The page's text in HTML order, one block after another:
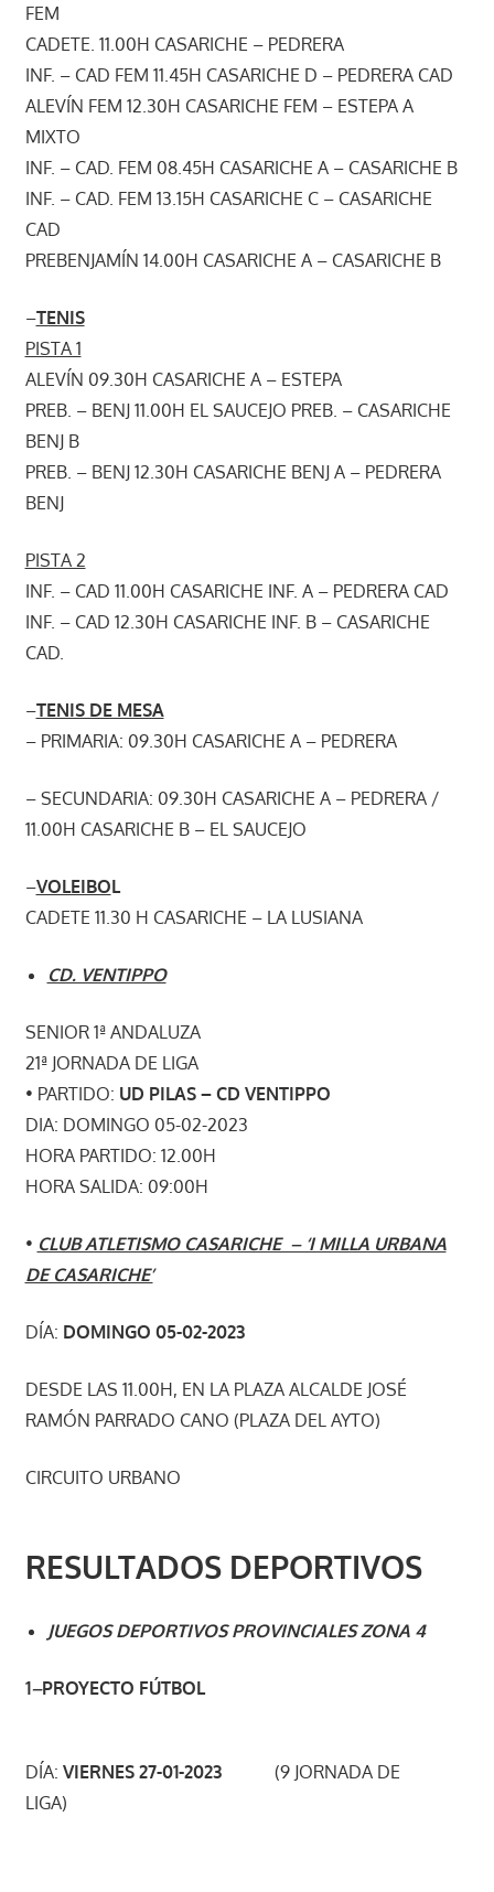
FEM
CADETE. 11.00H CASARICHE – PEDRERA
INF. – CAD FEM 11.45H CASARICHE D – PEDRERA CAD
ALEVÍN FEM 12.30H CASARICHE FEM – ESTEPA A
MIXTO
INF. – CAD. FEM 08.45H CASARICHE A – CASARICHE B
INF. – CAD. FEM 13.15H CASARICHE C – CASARICHE
CAD
PREBENJAMÍN 14.00H CASARICHE A – CASARICHE B
–TENIS
PISTA 1
ALEVÍN 09.30H CASARICHE A – ESTEPA
PREB. – BENJ 11.00H EL SAUCEJO PREB. – CASARICHE
BENJ B
PREB. – BENJ 12.30H CASARICHE BENJ A – PEDRERA
BENJ
PISTA 2
INF. – CAD 11.00H CASARICHE INF. A – PEDRERA CAD
INF. – CAD 12.30H CASARICHE INF. B – CASARICHE
CAD.
–TENIS DE MESA
– PRIMARIA: 09.30H CASARICHE A – PEDRERA
– SECUNDARIA: 09.30H CASARICHE A – PEDRERA /
11.00H CASARICHE B – EL SAUCEJO
–VOLEIBOL
CADETE 11.30 H CASARICHE – LA LUSIANA
CD. VENTIPPO
SENIOR 1ª ANDALUZA
21ª JORNADA DE LIGA
• PARTIDO: UD PILAS – CD VENTIPPO
DIA: DOMINGO 05-02-2023
HORA PARTIDO: 12.00H
HORA SALIDA: 09:00H
• CLUB ATLETISMO CASARICHE – ‘I MILLA URBANA
DE CASARICHE’
DÍA: DOMINGO 05-02-2023
DESDE LAS 11.00H, EN LA PLAZA ALCALDE JOSÉ
RAMÓN PARRADO CANO (PLAZA DEL AYTO)
CIRCUITO URBANO
RESULTADOS DEPORTIVOS
JUEGOS DEPORTIVOS PROVINCIALES ZONA 4
1–PROYECTO FÚTBOL
DÍA: VIERNES 27-01-2023
(9 JORNADA DE
LIGA)